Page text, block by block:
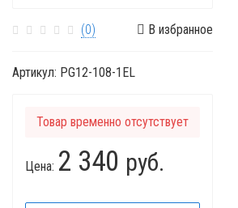
(0) В избранное
Артикул: PG12-108-1EL
Товар временно отсутствует
Цена: 2 340 руб.